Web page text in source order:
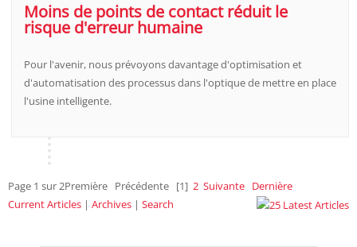
Moins de points de contact réduit le
risque d'erreur humaine
Pour l'avenir, nous prévoyons davantage d'optimisation et
d'automatisation des processus dans l'optique de mettre en place
l'usine intelligente.
Page 1 sur 2Première Précédente [1] 2 Suivante Dernière
Current Articles | Archives | Search